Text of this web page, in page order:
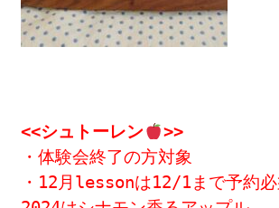
<<シュトーレン
>>
・体験会終了の方対象
・12月lessonは12/1まで予約